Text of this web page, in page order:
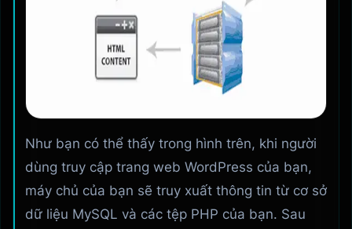
Như bạn có thể thấy trong hình trên, khi người
dùng truy cập trang web WordPress của bạn,
máy chủ của bạn sẽ truy xuất thông tin từ cơ sở
dữ liệu MySQL và các tệp PHP của bạn. Sau